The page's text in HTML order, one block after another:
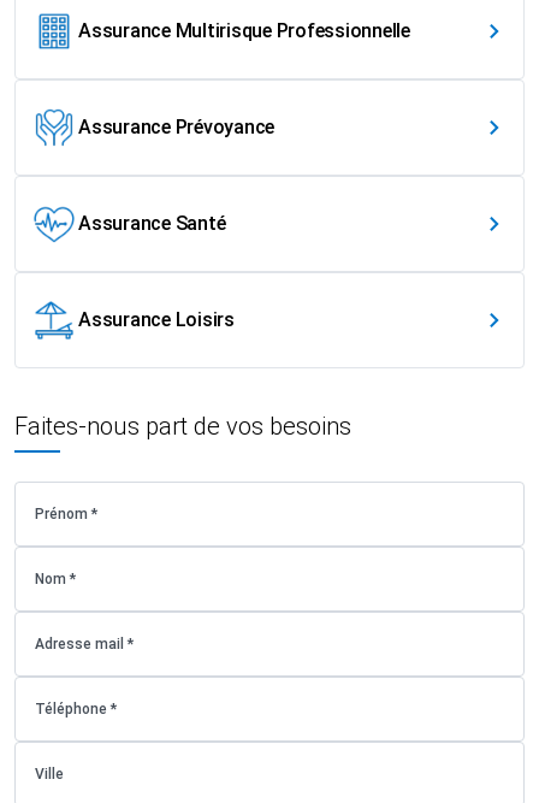
Assurance Multirisque Professionnelle
Assurance Prévoyance
Assurance Santé
Assurance Loisirs
Faites-nous part de vos besoins